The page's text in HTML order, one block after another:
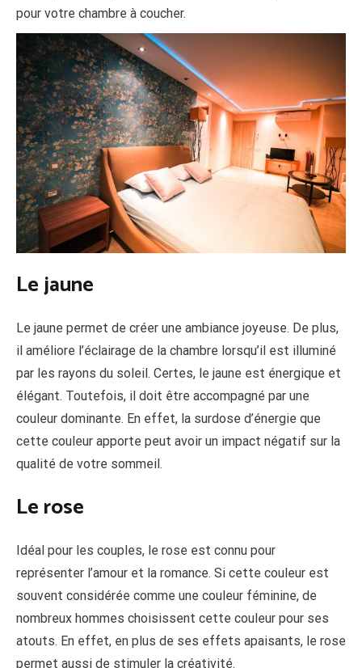
pour votre chambre à coucher.
Le jaune
Le jaune permet de créer une ambiance joyeuse. De plus,
il améliore l’éclairage de la chambre lorsqu’il est illuminé
par les rayons du soleil. Certes, le jaune est énergique et
élégant. Toutefois, il doit être accompagné par une
couleur dominante. En effet, la surdose d’énergie que
cette couleur apporte peut avoir un impact négatif sur la
qualité de votre sommeil.
Le rose
Idéal pour les couples, le rose est connu pour
représenter l’amour et la romance. Si cette couleur est
souvent considérée comme une couleur féminine, de
nombreux hommes choisissent cette couleur pour ses
atouts. En effet, en plus de ses effets apaisants, le rose
permet aussi de stimuler la créativité.